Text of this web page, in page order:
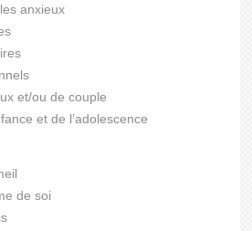
anxieux
et/ou de couple
et de l’adolescence
de soi